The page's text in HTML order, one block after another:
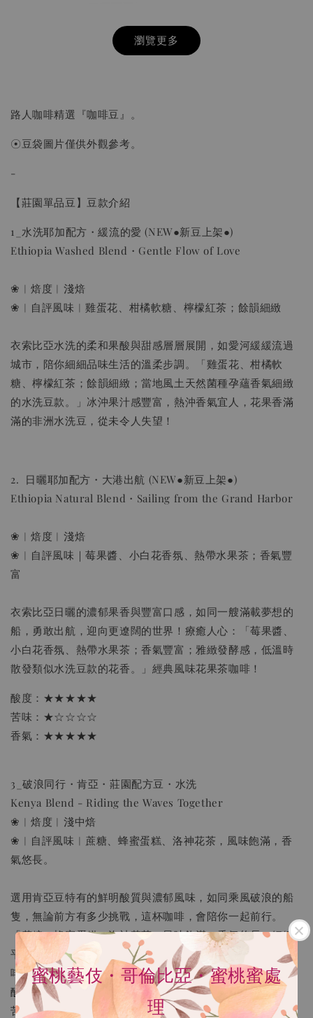
蜜桃藝伎・哥倫比亞・蜜桃蜜處
理
HARIO V60 02樹脂 灰白手沖咖啡壺組 VCSD-
02-PGR
NT$ 550
瀏覽更多
瀏覽更多
路人咖啡精選『咖啡豆』。
☉豆袋圖片僅供外觀參考。
-
【莊園單品豆】豆款介紹
1_水洗耶加配方・緩流的愛 (NEW●新豆上架●)
Ethiopia Washed Blend・Gentle Flow of Love
❀︱焙度︱淺焙
❀︱自評風味︱雞蛋花、柑橘軟糖、檸檬紅茶；餘韻細緻
衣索比亞水洗的柔和果酸與甜感層層展開，如愛河緩緩流過
城市，陪你細細品味生活的溫柔步調。「雞蛋花、柑橘軟
糖、檸檬紅茶；餘韻細緻；當地風土天然菌種孕蘊香氣細緻
的水洗豆款。」冰沖果汁感豐富，熱沖香氣宜人，花果香滿
滿的非洲水洗豆，從未令人失望！
2. 日曬耶加配方・大港出航 (NEW●新豆上架●)
Ethiopia Natural Blend・Sailing from the Grand Harbor
❀︱焙度︱淺焙
❀︱自評風味｜莓果醬、小白花香氛、熱帶水果茶；香氣豐
富
衣索比亞日曬的濃郁果香與豐富口感，如同一艘滿載夢想的
船，勇敢出航，迎向更遼闊的世界！療癒人心：「莓果醬、
小白花香氛、熱帶水果茶；香氣豐富；雅緻發酵感，低溫時
散發類似水洗豆款的花香。」經典風味花果茶咖啡！
酸度：★★★★★
苦味：★☆☆☆☆
香氣：★★★★★
3_破浪同行・肯亞・莊園配方豆・水洗
Kenya Blend - Riding the Waves Together
❀︱焙度︱淺中焙
❀︱自評風味︱蔗糖、蜂蜜蛋糕、洛神花茶，風味飽滿，香
氣悠長。
選用肯亞豆特有的鮮明酸質與濃郁風味，如同乘風破浪的船
隻，無論前方有多少挑戰，這杯咖啡，會陪你一起前行。
「蔗糖、蜂蜜蛋糕、洛神花茶，風味飽滿，香氣悠長；細緻
平衡的酸甜表現。」來杯乳脂感與莓果酸質平衡、穩重的咖
啡！
酸度：★★★★★
苦味：★★☆☆☆